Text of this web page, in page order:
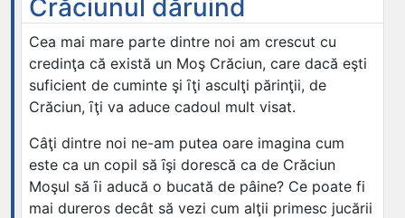
Crăciunul dăruind
Cea mai mare parte dintre noi am crescut cu
credinţa că există un Moş Crăciun, care dacă eşti
suficient de cuminte şi ȋţi asculţi părinţii, de
Crăciun, ȋţi va aduce cadoul mult visat.
Câţi dintre noi ne-am putea oare imagina cum
este ca un copil să ȋşi dorescă ca de Crăciun
Moşul să ȋi aducă o bucată de pâine? Ce poate fi
mai dureros decât să vezi cum alţii primesc jucării